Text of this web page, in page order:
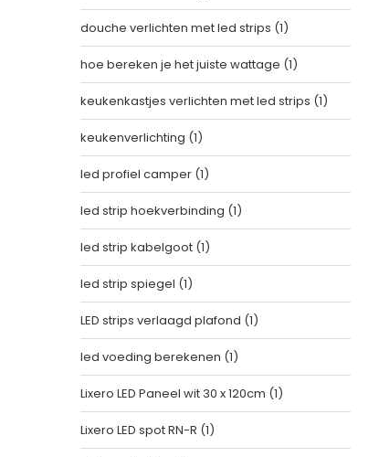
douche verlichten met led strips (1)
hoe bereken je het juiste wattage (1)
keukenkastjes verlichten met led strips (1)
keukenverlichting (1)
led profiel camper (1)
led strip hoekverbinding (1)
led strip kabelgoot (1)
led strip spiegel (1)
LED strips verlaagd plafond (1)
led voeding berekenen (1)
Lixero LED Paneel wit 30 x 120cm (1)
Lixero LED spot RN-R (1)